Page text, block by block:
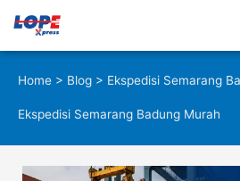
konten
Home > Blog > Ekspedisi Semarang
Ekspedisi Semarang Badung Murah